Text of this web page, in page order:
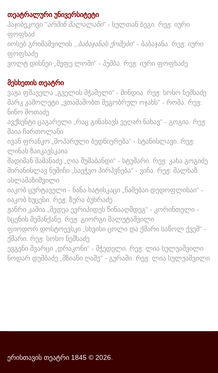
თეატრალური უნივერსიტეტი
ჰაჯიბეკოვი "არშინ მალალანი" - სულთან ბეგი. რეჟ: იური
ფოფხაძ
იოსებ გრიშაშვილის ,,ბაბაჯანას ქოშები“ - ბაბაჯანა. რეჟ: იური
ფოფხაძე
ვოლტ დისნეი „მეფე ლომი“ - პუმბა. რეჟ: იური ფოფხაძე
მესხეთის თეატრი
ვაჟა ფშაველა „გველის მჭამელი“ - მინდია. რეჟ: სოსო ნემსაძე
მარკ კამოლეტი „ვთამაშობთ მეგობრულ ოჯახს“ - რომა. რეჟ:
ნინო შოთაძე
ავქსენტი ცაგარელი „რაც გინახავს ვეღარ ნახავ“ - გოგია. რეჟ:
მაია ჩართოლანი
ივან ფრანკო „მოპარული ბედნიერება“ - სტანისლავი. რეჟ:
ლინას ზაიკავსკაია
შადიმან შამანაძე „ღია შუშაბანდი“ - სტუმარი. რეჟ: კახა გოგიძე
მირანისლავ ნუშიჩი „საეჭვო პირპვნება“ - ვიჩა. რეჟ: მალხაზ
ასლამაზიშვილი
იაკობ ცურტაველი - ნანა ხატისკაცი „წამებაი დედოფლისაი“ -
იაკობ ხუცესი. რეჟ: ზურა ბუხრაძე
ჟანრი კაშია „მედეა ევრიპიდეს წინააღმდეგ“ - კორინთელი -
სცენის მემანქანე. რეჟ: გიორგი შალუტაშვილი
ფიოდორ დოსტოევსკი „სხვისი ცოლი და ქმარი საწოლ ქვეშ“ -
ქმარი. რეჟ: სოსო ნემსაძე
ევგენი შვარცი „დრაკონი“ - მჭედელი. რეჟ: ლია სულუაშვილი
ნოდარ დუმბაძე „მზიანი ღამე“ - გურამი. რეჟ: ლია სულუაშვილი
ერისთავის თეატრი 1845 © 2026.